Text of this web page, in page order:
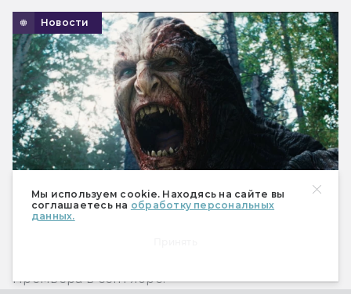
Мы используем cookie. Находясь на сайте вы
соглашаетесь на обработку персональных
данных.
Новости
Премьера в сентябре.